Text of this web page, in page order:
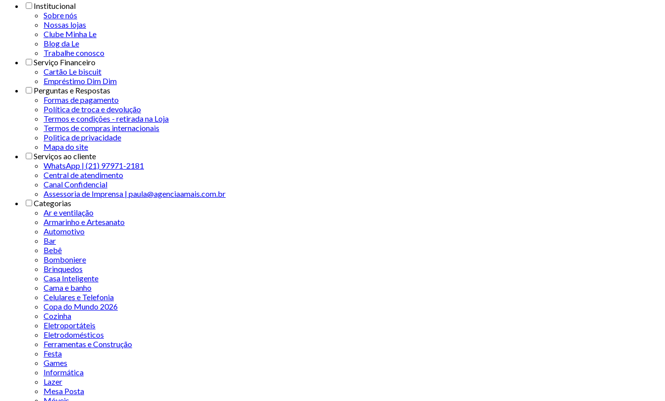
Institucional
Sobre nós
Nossas lojas
Clube Minha Le
Blog da Le
Trabalhe conosco
Serviço Financeiro
Cartão Le biscuit
Empréstimo Dim Dim
Perguntas e Respostas
Formas de pagamento
Política de troca e devolução
Termos e condições - retirada na Loja
Termos de compras internacionais
Politica de privacidade
Mapa do site
Serviços ao cliente
WhatsApp | (21) 97971-2181
Central de atendimento
Canal Confidencial
Assessoria de Imprensa | paula@agenciaamais.com.br
Categorias
Ar e ventilação
Armarinho e Artesanato
Automotivo
Bar
Bebê
Bomboniere
Brinquedos
Casa Inteligente
Cama e banho
Celulares e Telefonia
Copa do Mundo 2026
Cozinha
Eletroportáteis
Eletrodomésticos
Ferramentas e Construção
Festa
Games
Informática
Lazer
Mesa Posta